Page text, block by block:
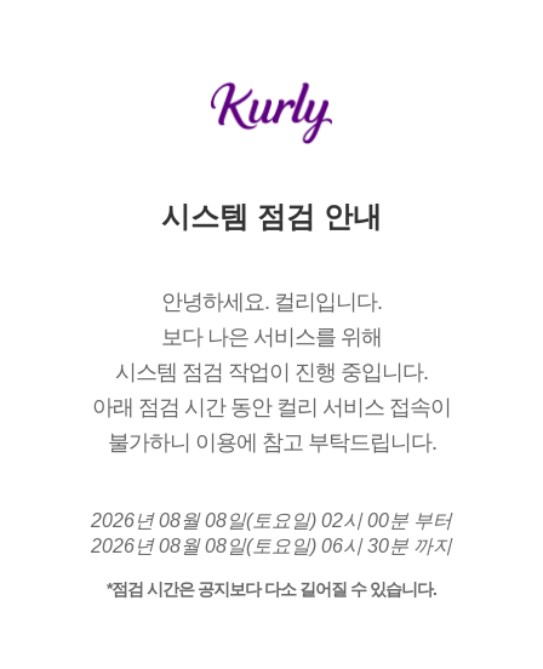
시스템 점검 안내
안녕하세요. 컬리입니다.
보다 나은 서비스를 위해
시스템 점검 작업이 진행 중입니다.
아래 점검 시간 동안 컬리 서비스 접속이
불가하니 이용에 참고 부탁드립니다.
2026년 08월 08일(토요일) 02시 00분 부터
2026년 08월 08일(토요일) 06시 30분 까지
*점검 시간은 공지보다 다소 길어질 수 있습니다.